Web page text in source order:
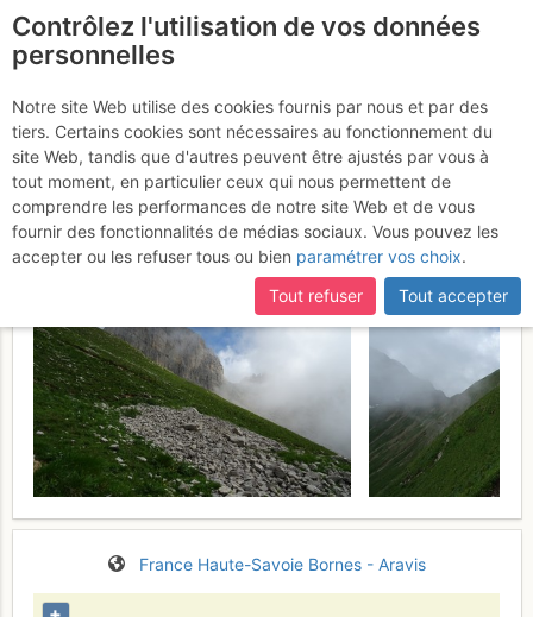
Pointes du Midi : Voie
Normale par la Combe de
Balafrasse
Dimanche 25 juin 2017
France Haute-Savoie Bornes - Aravis
Contrôlez l'utilisation de vos données
personnelles
Notre site Web utilise des cookies fournis par nous et par des
tiers. Certains cookies sont nécessaires au fonctionnement du
site Web, tandis que d'autres peuvent être ajustés par vous à
tout moment, en particulier ceux qui nous permettent de
comprendre les performances de notre site Web et de vous
fournir des fonctionnalités de médias sociaux. Vous pouvez les
accepter ou les refuser tous ou bien paramétrer vos choix.
Tout refuser
Tout accepter